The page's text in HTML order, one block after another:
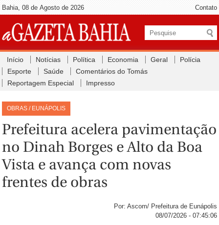
Bahia, 08 de Agosto de 2026 Contato
Início Notícias Política Economia Geral
Polícia
Esporte
Saúde
Comentários do Tomás
Reportagem Especial
Impresso
OBRAS / EUNÁPOLIS
Prefeitura acelera pavimentação
no Dinah Borges e Alto da Boa
Vista e avança com novas
frentes de obras
Por: Ascom/ Prefeitura de Eunápolis
08/07/2026 - 07:45:06